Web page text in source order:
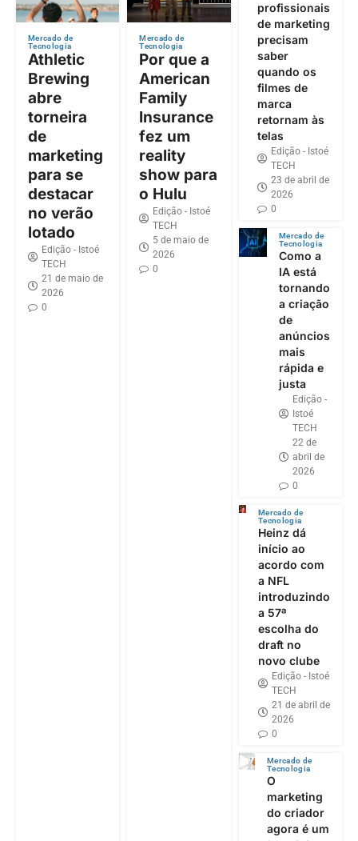
Mercado de
Tecnologia
Athletic
Brewing
abre
torneira
de
marketing
para se
destacar
no verão
lotado
Edição - Istoé
TECH
21 de maio de
2026
0
Mercado de
Tecnologia
Por que a
American
Family
Insurance
fez um
reality
show para
o Hulu
Edição - Istoé
TECH
5 de maio de
2026
0
profissionais
de marketing
precisam
saber
quando os
filmes de
marca
retornam às
telas
Edição - Istoé
TECH
23 de abril de
2026
0
Mercado de
Tecnologia
Como a
IA está
tornando
a criação
de
anúncios
mais
rápida e
justa
Edição -
Istoé
TECH
22 de
abril de
2026
0
Mercado de
Tecnologia
Heinz dá
início ao
acordo com
a NFL
introduzindo
a 57ª
escolha do
draft no
novo clube
Edição - Istoé
TECH
21 de abril de
2026
0
Mercado de
Tecnologia
O
marketing
do criador
agora é um